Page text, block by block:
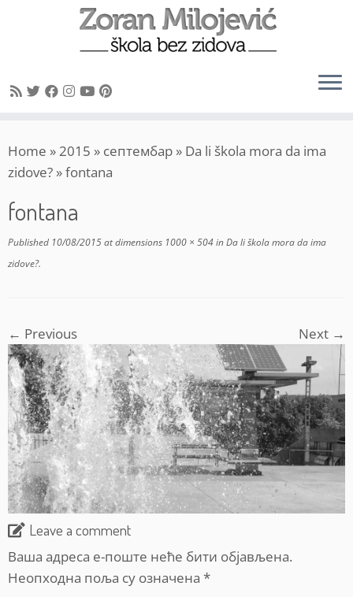
to
content
Home »2015 » септембар » Da li škola mora da ima
zidove? »fontana
fontana
Published 10/08/2015at dimensions 1000 × 504inDa li škola mora da ima
zidove?.
← Previous Next →
Leave a comment
Ваша адреса е-поште неће бити објављена.
Неопходна поља су означена *